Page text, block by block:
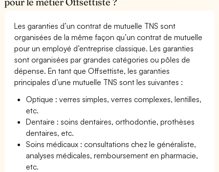
Les garanties d’un contrat de mutuelle TNS sont
organisées de la même façon qu’un contrat de mutuelle
pour un employé d’entreprise classique. Les garanties
sont organisées par grandes catégories ou pôles de
dépense. En tant que Offsettiste, les garanties
principales d’une mutuelle TNS sont les suivantes :
Optique : verres simples, verres complexes, lentilles,
etc.
Dentaire : soins dentaires, orthodontie, prothèses
dentaires, etc.
Soins médicaux : consultations chez le généraliste,
analyses médicales, remboursement en pharmacie,
etc.